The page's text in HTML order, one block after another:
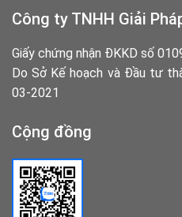
Công ty TNHH Giải
Giấy chứng nhận ĐKKD số
Do Sở Kế hoạch và Đầu tư
03-2021
Cộng đồng